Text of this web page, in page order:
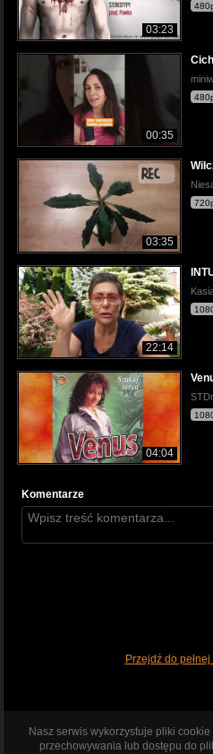
03:23
00:35
03:35
22:14
04:04
Komentarze
Przejdź do
Nasz serwis wykorzystuje pliki
przechowywania lub dostępu do